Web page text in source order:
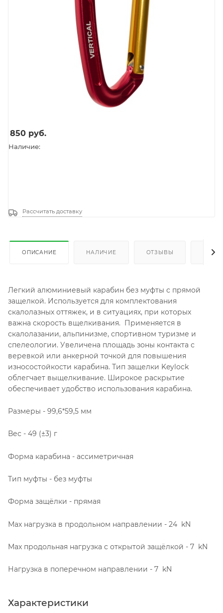
850 руб.
Наличие:
Рассчитать доставку
ОПИСАНИЕ НАЛИЧИЕ ОТЗЫВЫ КАК
Легкий алюминиевый карабин без муфты с прямой
защелкой. Используется для комплектования
скалолазных оттяжек, и в ситуациях, при которых
важна скорость вщелкивания. Применяется в
скалолазании, альпинизме, спортивном туризме и
спелеологии. Увеличена площадь зоны контакта с
веревкой или анкерной точкой для повышения
износостойкости карабина. Тип защелки Keylock
облегчает выщелкивание. Широкое раскрытие
обеспечивает удобство использования карабина.
Размеры - 99,6*59,5 мм
Вес - 49 (±3) г
Форма карабина - ассиметричная
Тип муфты - без муфты
Форма защёлки - прямая
Мах нагрузка в продольном направлении - 24 kN
Max продольная нагрузка с открытой защёлкой - 7 kN
Нагрузка в поперечном направлении - 7 kN
Характеристики